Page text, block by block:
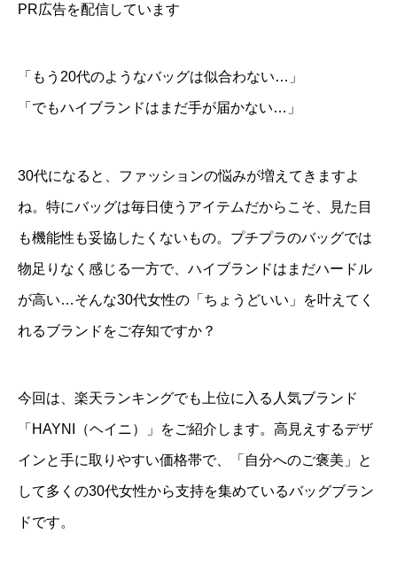
PR広告を配信しています
「もう20代のようなバッグは似合わない…」
「でもハイブランドはまだ手が届かない…」
30代になると、ファッションの悩みが増えてきますよ
ね。特にバッグは毎日使うアイテムだからこそ、見た目
も機能性も妥協したくないもの。プチプラのバッグでは
物足りなく感じる一方で、ハイブランドはまだハードル
が高い…そんな30代女性の「ちょうどいい」を叶えてく
れるブランドをご存知ですか？
今回は、楽天ランキングでも上位に入る人気ブランド
「HAYNI（ヘイニ）」をご紹介します。高見えするデザ
インと手に取りやすい価格帯で、「自分へのご褒美」と
して多くの30代女性から支持を集めているバッグブラン
ドです。